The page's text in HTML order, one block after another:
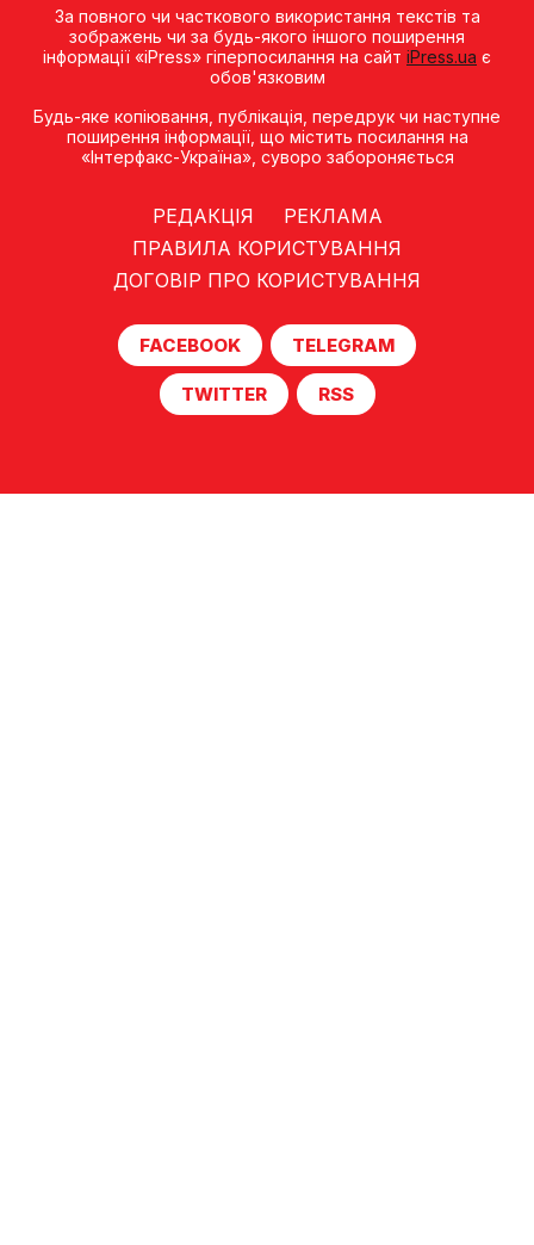
За повного чи часткового використання текстів та
зображень чи за будь-якого іншого поширення
інформації «iPress» гіперпосилання на сайт iPress.ua є
обов'язковим
Будь-яке копiювання, публiкацiя, передрук чи наступне
поширення iнформацiї, що мiстить посилання на
«Iнтерфакс-Україна», суворо забороняється
РЕДАКЦІЯ
РЕКЛАМА
ПРАВИЛА КОРИСТУВАННЯ
ДОГОВІР ПРО КОРИСТУВАННЯ
FACEBOOK TELEGRAM
TWITTER RSS